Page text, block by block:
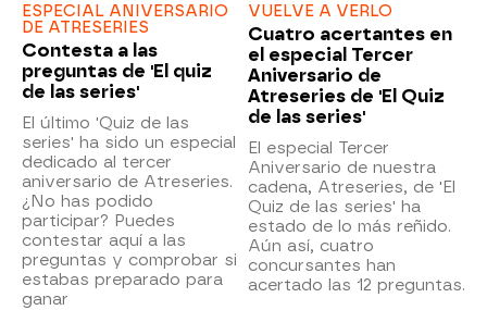
ESPECIAL ANIVERSARIO
DE ATRESERIES
Contesta a las
preguntas de 'El quiz
de las series'
El último 'Quiz de las
series' ha sido un especial
dedicado al tercer
aniversario de Atreseries.
¿No has podido
participar? Puedes
contestar aquí a las
preguntas y comprobar si
estabas preparado para
ganar
VUELVE A VERLO
Cuatro acertantes en
el especial Tercer
Aniversario de
Atreseries de 'El Quiz
de las series'
El especial Tercer
Aniversario de nuestra
cadena, Atreseries, de 'El
Quiz de las series' ha
estado de lo más reñido.
Aún así, cuatro
concursantes han
acertado las 12 preguntas.